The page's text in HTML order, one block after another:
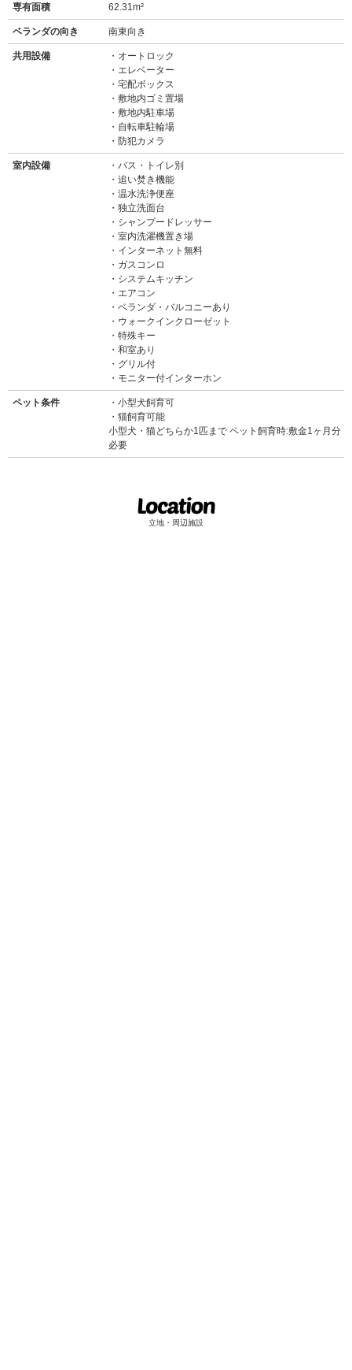
専有面積 62.31m²
ベランダの向き 南東向き
共用設備
オートロック
エレベーター
宅配ボックス
敷地内ゴミ置場
敷地内駐車場
自転車駐輪場
防犯カメラ
室内設備
バス・トイレ別
追い焚き機能
温水洗浄便座
独立洗面台
シャンプードレッサー
室内洗濯機置き場
インターネット無料
ガスコンロ
システムキッチン
エアコン
ベランダ・バルコニーあり
ウォークインクローゼット
特殊キー
和室あり
グリル付
モニター付インターホン
ペット条件
小型犬飼育可
猫飼育可能
小型犬・猫どちらか1匹まで ペット飼育時:敷金1ヶ月分
必要
立地・周辺施設